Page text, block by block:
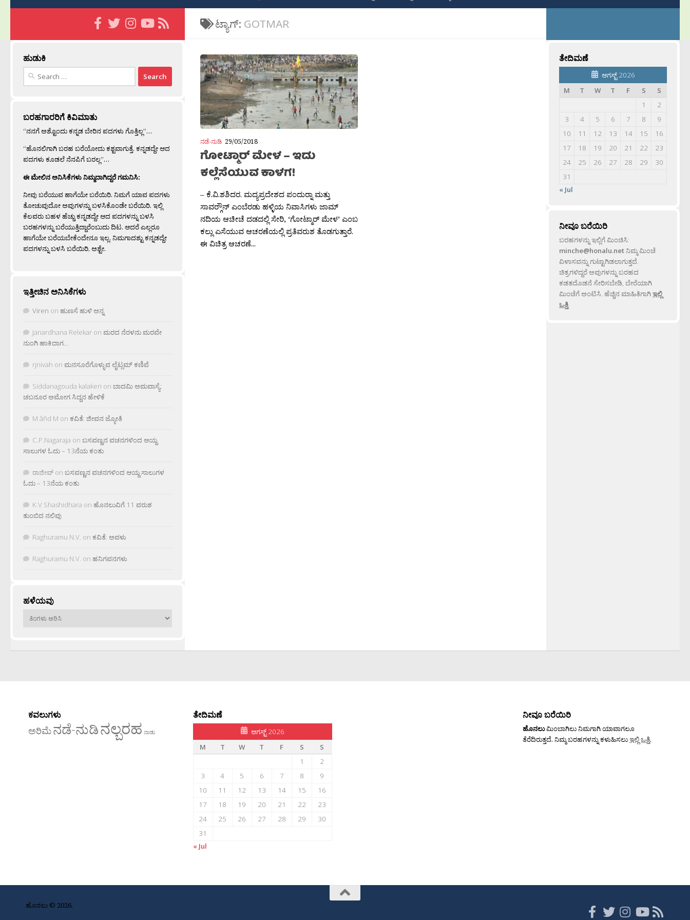
ಟ್ಯಾಗ್: GOTMAR
ನಡೆ-ನುಡಿ 29/05/2018
ಗೋಟ್ಮಾರ್ ಮೇಳ – ಇದು
ಕಲ್ಲೆಸೆಯುವ ಕಾಳಗ!
– ಕೆ.ವಿ.ಶಶಿದರ. ಮದ್ಯಪ್ರದೇಶದ ಪಂದುರ‍್ನಾ ಮತ್ತು
ಸಾವರ‍್ಗೌನ್ ಎಂಬೆರಡು ಹಳ್ಳಿಯ ನಿವಾಸಿಗಳು ಜಾಮ್
ನದಿಯ ಆಚೀಚೆ ದಡದಲ್ಲಿ ಸೇರಿ, ‘ಗೋಟ್ಮಾರ್ ಮೇಳ’ ಎಂಬ
ಕಲ್ಲು ಎಸೆಯುವ ಆಚರಣೆಯಲ್ಲಿ ಪ್ರತಿವರುಶ ತೊಡಗುತ್ತಾರೆ.
ಈ ವಿಚಿತ್ರ ಆಚರಣೆ...
ಹುಡುಕಿ
Search
ಬರಹಗಾರರಿಗೆ ಕಿವಿಮಾತು
“ನನಗೆ ಅಶ್ಟೊಂದು ಕನ್ನಡ ಬೇರಿನ ಪದಗಳು ಗೊತ್ತಿಲ್ಲ”…
“ಹೊನಲಿಗಾಗಿ ಬರಹ ಬರೆಯೋದು ಕಶ್ಟವಾಗುತ್ತೆ. ಕನ್ನಡದ್ದೇ ಆದ
ಪದಗಳು ಕೂಡಲೆ ನೆನಪಿಗೆ ಬರಲ್ಲ”…
ಈ ಮೇಲಿನ ಅನಿಸಿಕೆಗಳು ನಿಮ್ಮದಾಗಿದ್ದರೆ ಗಮನಿಸಿ:
ನೀವು ಬರೆಯುವ ಹಾಗೆಯೇ ಬರೆಯಿರಿ. ನಿಮಗೆ ಯಾವ ಪದಗಳು
ತೋಚುವುದೋ ಅವುಗಳನ್ನು ಬಳಸಿಕೊಂಡೇ ಬರೆಯಿರಿ. ಇಲ್ಲಿ
ಕೆಲವರು ಬಹಳ ಹೆಚ್ಚು ಕನ್ನಡದ್ದೇ ಆದ ಪದಗಳನ್ನು ಬಳಸಿ
ಬರಹಗಳನ್ನು ಬರೆಯುತ್ತಿದ್ದಾರೆಂಬುದು ದಿಟ. ಆದರೆ ಎಲ್ಲರೂ
ಹಾಗೆಯೇ ಬರೆಯಬೇಕೆಂದೇನೂ ಇಲ್ಲ. ನಿಮಗಾದಶ್ಟು ಕನ್ನಡದ್ದೇ
ಪದಗಳನ್ನು ಬಳಸಿ ಬರೆಯಿರಿ, ಅಶ್ಟೇ.
ಇತ್ತೀಚಿನ ಅನಿಸಿಕೆಗಳು
Viren on ಹುಣಸೆ ಹುಳಿ ಅನ್ನ
Janardhana Relekar on ಮರದ ನೆರಳನು ಮರವೇ
ನುಂಗಿ ಹಾಕಿದಾಗ…
rjnivah on ಮನಸೂರೆಗೊಳ್ಳುವ ಲೈಟ್ಲಮ್ ಕಣಿವೆ
Siddanagouda kalakeri on ಬಾದಮಿ ಅಮವಾಸ್ಯೆ:
ಚಬನೂರ ಅಮೋಗ ಸಿದ್ದನ ಹೇಳಿಕೆ
M âñd M on ಕವಿತೆ: ಜೀವನ ಜ್ಯೋತಿ
C.P.Nagaraja on ಬಸವಣ್ಣನ ವಚನಗಳಿಂದ ಆಯ್ದ
ಸಾಲುಗಳ ಓದು – 13ನೆಯ ಕಂತು
ರಾಜೀವ್ on ಬಸವಣ್ಣನ ವಚನಗಳಿಂದ ಆಯ್ದ ಸಾಲುಗಳ
ಓದು – 13ನೆಯ ಕಂತು
K.V Shashidhara on ಹೊನಲುವಿಗೆ 11 ವರುಶ
ತುಂಬಿದ ನಲಿವು
Raghuramu N.V. on ಕವಿತೆ: ಅವಳು
Raghuramu N.V. on ಹನಿಗವನಗಳು
ಹಳೆಯವು
ಹಳೆಯವು
ತೇದಿಮಣೆ
ಆಗಸ್ಟ್ 2026
M
T W T F S
S
1
2
3
4 5 6 7 8
9
10
11 12 13 14 15
16
17
18 19 20 21 22
23
24
25 26 27 28 29
30
31
« Jul
ನೀವೂ ಬರೆಯಿರಿ
ಬರಹಗಳನ್ನು ಇಲ್ಲಿಗೆ ಮಿಂಚಿಸಿ:
minche@honalu.netನಿಮ್ಮ ಮಿಂಚೆ
ವಿಳಾಸವನ್ನು ಗುಟ್ಟಾಗಿಡಲಾಗುತ್ತದೆ.
ಚಿತ್ರಗಳಿದ್ದರೆ ಅವುಗಳನ್ನು ಬರಹದ
ಕಡತದೊಡನೆ ಸೇರಿಸಬೇಡಿ, ಬೇರೆಯಾಗಿ
ಮಿಂಚೆಗೆ ಅಂಟಿಸಿ. ಹೆಚ್ಚಿನ ಮಾಹಿತಿಗಾಗಿಇಲ್ಲಿ
ಒತ್ತಿ.
ಕವಲುಗಳು
ಅರಿಮೆನಡೆ-ನುಡಿನಲ್ಬರಹ ನಾಡು
ತೇದಿಮಣೆ
ಆಗಸ್ಟ್ 2026
M
T W T F S
S
1
2
3
4 5 6 7 8
9
10
11 12 13 14 15
16
17
18 19 20 21 22
23
24
25 26 27 28 29
30
31
« Jul
ನೀವೂ ಬರೆಯಿರಿ
ಹೊನಲುಮಿಂಬಾಗಿಲು ನಿಮಗಾಗಿ ಯಾವಾಗಲೂ
ತೆರೆದಿರುತ್ತದೆ. ನಿಮ್ಮ ಬರಹಗಳನ್ನು ಕಳುಹಿಸಲುಇಲ್ಲಿ ಒತ್ತಿ.
ಹೊನಲು © 2026.